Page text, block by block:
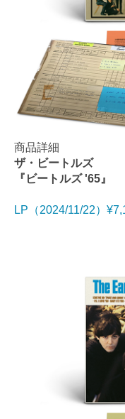
商品詳細
ザ・ビートルズ
『ビートルズ '65』
LP（2024/11/22）